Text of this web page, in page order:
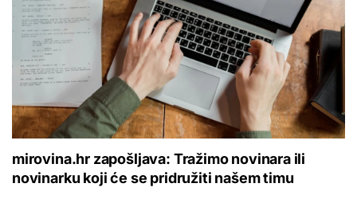
mirovina.hr zapošljava: Tražimo novinara ili
novinarku koji će se pridružiti našem timu